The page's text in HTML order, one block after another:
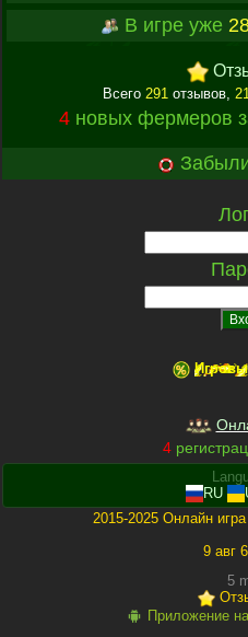
В игре уже
Всего 291 отзывов,
4новых фермеров
4
RU
2015-2025 Онлайн игра
9 авг
5
Приложение